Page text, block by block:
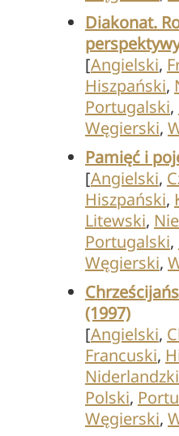
Diakonat.
[Angielski,
Hiszpański,
Portugalski,
Węgierski,
Pamięć i
[Angielski,
Hiszpański,
Litewski,
Portugalski,
Węgierski,
(1997)
[Angielski,
Francuski,
Niderlandzki
Polski,
Węgierski,